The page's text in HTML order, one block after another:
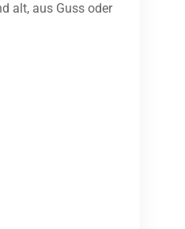
alt, aus Guss oder